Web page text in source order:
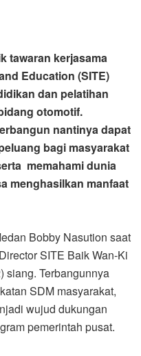
tawaran kerjasama
Education (SITE)
dan pelatihan
otomotif.
nantinya dapat
bagi masyarakat
memahami dunia
menghasilkan manfaat
Bobby Nasution saat
SITE Baik Wan-Ki
siang. Terbangunnya
SDM masyarakat,
wujud dukungan
pemerintah pusat.